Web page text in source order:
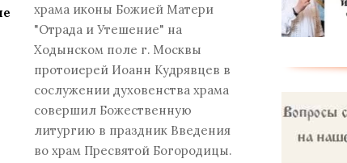
храма иконы Божией Матери
"Отрада и Утешение" на
Ходынском поле г. Москвы
протоиерей Иоанн Кудрявцев в
сослужении духовенства храма
совершил Божественную
литургию в праздник Введения
во храм Пресвятой Богородицы.